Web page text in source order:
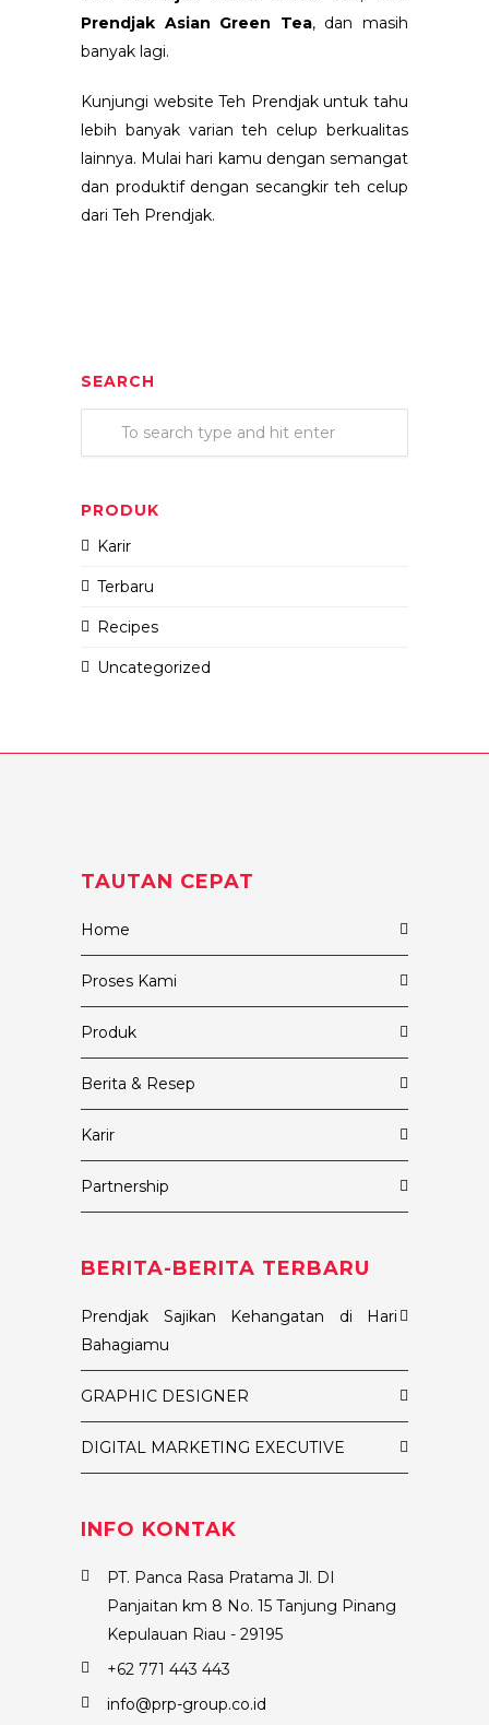
Prendjak Asian Green Tea, dan masih
banyak lagi.
Kunjungi website Teh Prendjak untuk tahu
lebih banyak varian teh celup berkualitas
lainnya. Mulai hari kamu dengan semangat
dan produktif dengan secangkir teh celup
dari Teh Prendjak.
SEARCH
PRODUK
Karir
Terbaru
Recipes
Uncategorized
TAUTAN CEPAT
Home
Proses Kami
Produk
Berita & Resep
Karir
Partnership
BERITA-BERITA TERBARU
Prendjak Sajikan Kehangatan di Hari
Bahagiamu
GRAPHIC DESIGNER
DIGITAL MARKETING EXECUTIVE
INFO KONTAK
PT. Panca Rasa Pratama Jl. DI
Panjaitan km 8 No. 15 Tanjung Pinang
Kepulauan Riau - 29195
+62 771 443 443
info@prp-group.co.id